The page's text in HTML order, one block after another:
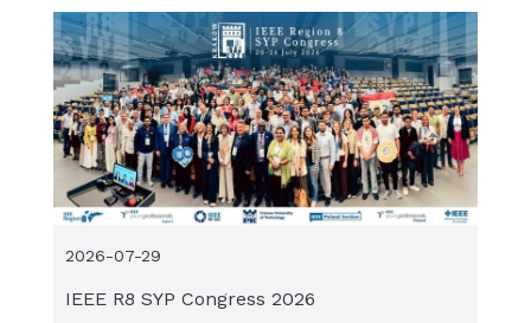
IEEE R8 SYP Congress 2026
2026-07-29